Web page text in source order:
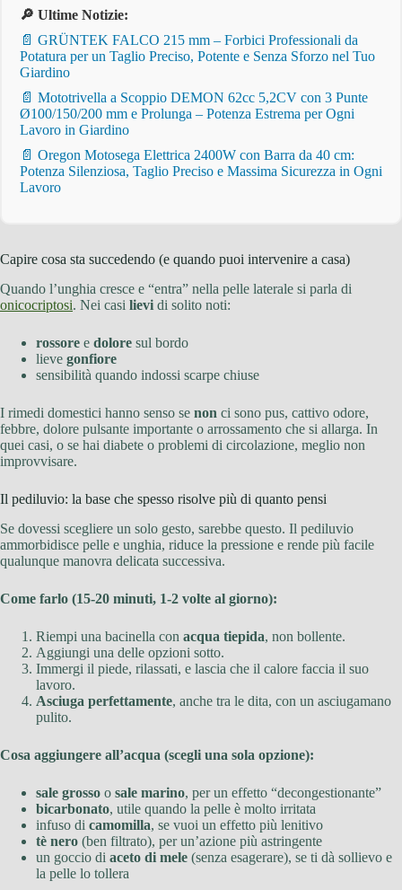
🔎 Ultime Notizie:
📄 GRÜNTEK FALCO 215 mm – Forbici Professionali da
Potatura per un Taglio Preciso, Potente e Senza Sforzo nel Tuo
Giardino
📄 Mototrivella a Scoppio DEMON 62cc 5,2CV con 3 Punte
Ø100/150/200 mm e Prolunga – Potenza Estrema per Ogni
Lavoro in Giardino
📄 Oregon Motosega Elettrica 2400W con Barra da 40 cm:
Potenza Silenziosa, Taglio Preciso e Massima Sicurezza in Ogni
Lavoro
Capire cosa sta succedendo (e quando puoi intervenire a casa)
Quando l’unghia cresce e “entra” nella pelle laterale si parla di
onicocriptosi. Nei casi lievi di solito noti:
rossore e dolore sul bordo
lieve gonfiore
sensibilità quando indossi scarpe chiuse
I rimedi domestici hanno senso se non ci sono pus, cattivo odore,
febbre, dolore pulsante importante o arrossamento che si allarga. In
quei casi, o se hai diabete o problemi di circolazione, meglio non
improvvisare.
Il pediluvio: la base che spesso risolve più di quanto pensi
Se dovessi scegliere un solo gesto, sarebbe questo. Il pediluvio
ammorbidisce pelle e unghia, riduce la pressione e rende più facile
qualunque manovra delicata successiva.
Come farlo (15-20 minuti, 1-2 volte al giorno):
Riempi una bacinella con acqua tiepida, non bollente.
Aggiungi una delle opzioni sotto.
Immergi il piede, rilassati, e lascia che il calore faccia il suo
lavoro.
Asciuga perfettamente, anche tra le dita, con un asciugamano
pulito.
Cosa aggiungere all’acqua (scegli una sola opzione):
sale grosso o sale marino, per un effetto “decongestionante”
bicarbonato, utile quando la pelle è molto irritata
infuso di camomilla, se vuoi un effetto più lenitivo
tè nero (ben filtrato), per un’azione più astringente
un goccio di aceto di mele (senza esagerare), se ti dà sollievo e
la pelle lo tollera